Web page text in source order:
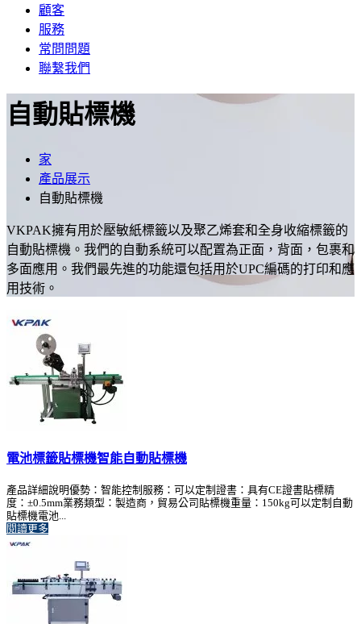
顧客
服務
常問問題
聯繫我們
自動貼標機
家
產品展示
自動貼標機
VKPAK擁有用於壓敏紙標籤以及聚乙烯套和全身收縮標籤的
自動貼標機。我們的自動系統可以配置為正面，背面，包裹和
多面應用。我們最先進的功能還包括用於UPC編碼的打印和應
用技術。
電池標籤貼標機智能自動貼標機
產品詳細說明優勢：智能控制服務：可以定制證書：具有CE證書貼標精
度：±0.5mm業務類型：製造商，貿易公司貼標機重量：150kg可以定制自動
貼標機電池...
閱讀更多